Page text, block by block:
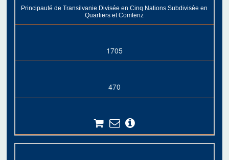
Principauté de Transilvanie Divisée en Cinq Nations Subdivisée en
Quartiers et Comtenz
1705
470